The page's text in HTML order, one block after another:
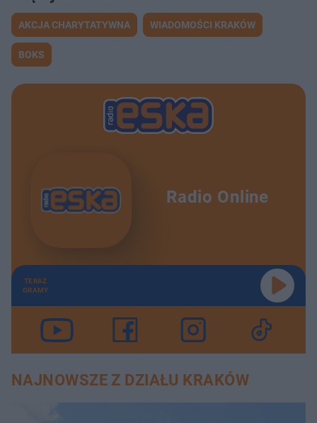
AKCJA CHARYTATYWNA WIADOMOŚCI KRAKÓW
BOKS
Radio Online
TERAZ
GRAMY
NAJNOWSZE Z DZIAŁU KRAKÓW